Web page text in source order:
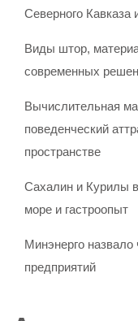
Северного Кавказа
Виды штор,
современных
Вычислительная
поведенческий
пространстве
Сахалин и Курилы
море и гастроопыт
Минэнерго
предприятий